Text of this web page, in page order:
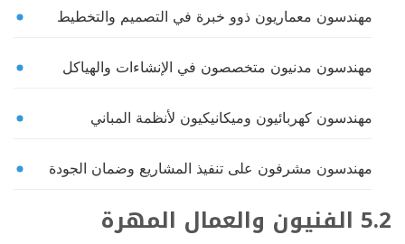
مهندسون معماريون ذوو خبرة في التصميم والتخطيط
مهندسون مدنيون متخصصون في الإنشاءات والهياكل
مهندسون كهربائيون وميكانيكيون لأنظمة المباني
مهندسون مشرفون على تنفيذ المشاريع وضمان الجودة
5.2 الفنيون والعمال المهرة